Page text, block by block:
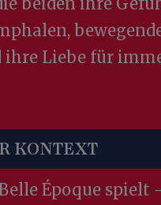
ihre Liebe für
KONTEXT
Époque spielt